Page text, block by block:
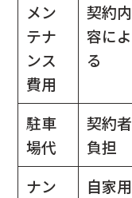
メン
テナ
ンス
費用
契約内
容によ
る
駐車
場代
契約者
負担
ナン
自家用